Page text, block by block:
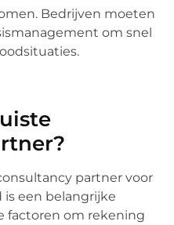
Bedrijven moeten
om snel
partner voor
is een belangrijke
factoren om rekening